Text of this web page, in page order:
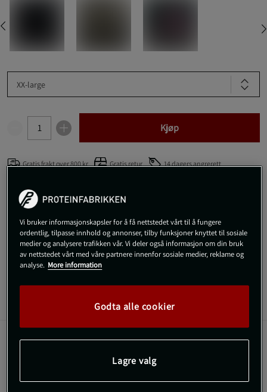
XX-large
Kjøp
Gratis frakt over 800 kr Gratis retur 14 dagers angrerett
SKU #JG017-001R | EAN5056716013402
For deg som er ute etter en slitesterk og komfortabel
treningsbukse, er Resolve Joggers fra SBD Apparel et fantastisk
valg.
Les mer
Anmeldelser
styrkeutøvere for å tåle de tøffeste treningsøktene.
Laget i Storbritannia
Vi bruker informasjonskapsler for å få nettstedet vårt til å fungere
ordentlig, tilpasse innhold og annonser, tilby funksjoner knyttet til sosiale
medier og analysere trafikken vår. Vi deler også informasjon om din bruk
av nettstedet vårt med våre partnere innenfor sosiale medier, reklame og
analyse. More information
Godta alle cookier
Lagre valg